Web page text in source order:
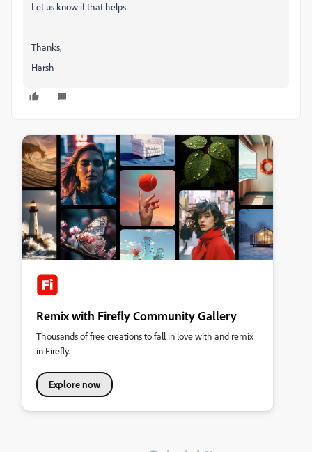
Let us know if that helps.
Thanks,
Harsh
Remix with Firefly Community Gallery
Thousands of free creations to fall in love with and remix
in Firefly.
Explore now